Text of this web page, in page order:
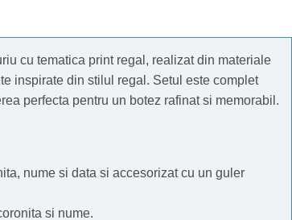
cu tematica print regal, realizat din materiale
inspirate din stilul regal. Setul este complet
perfecta pentru un botez rafinat si memorabil.
nume si data si accesorizat cu un guler
si nume.